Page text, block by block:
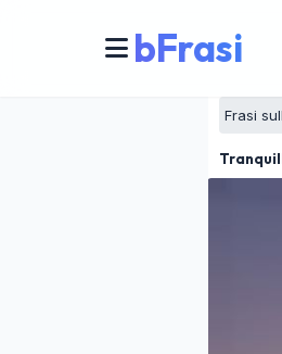
bFrasi
Frasi